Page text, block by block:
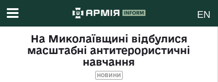
EN
На Миколаївщині відбулися
масштабні антитерористичні
навчання
НОВИНИ